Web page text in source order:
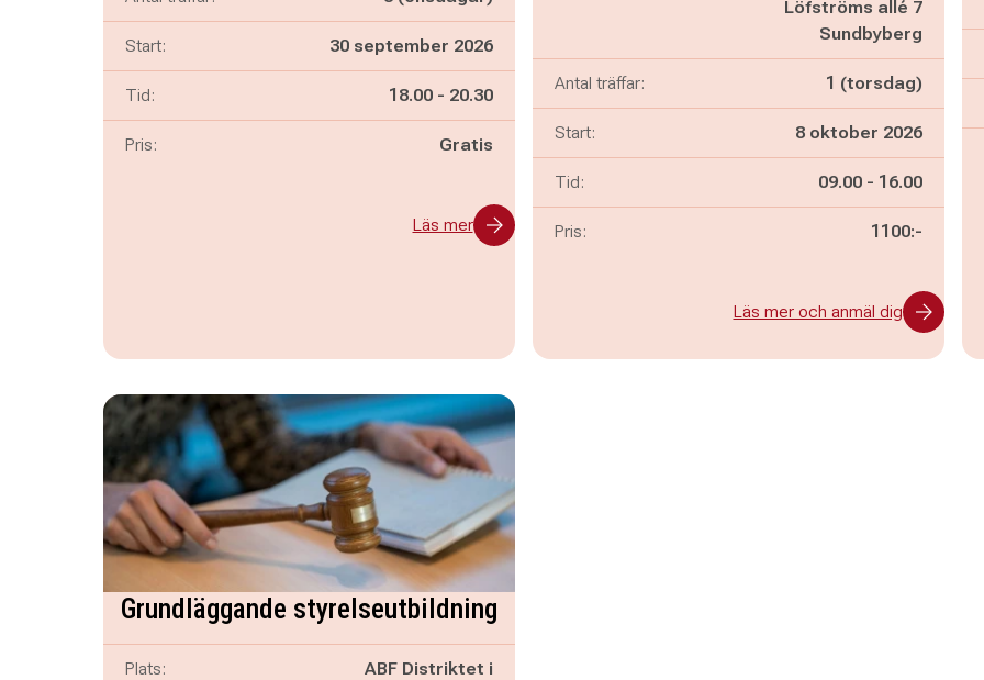
Start: 30 september 2026
Tid: Pågår mellan
18.00 - och
20.30
Pris: Gratis
Läs mer
Löfströms allé 7
Sundbyberg
Antal träffar: 1 (torsdag)
Start: 8 oktober 2026
Tid: Pågår mellan
09.00 - och
16.00
Pris: 1100:-
Läs mer och anmäl dig
Grundläggande styrelseutbildning
Plats:
ABF Distriktet i